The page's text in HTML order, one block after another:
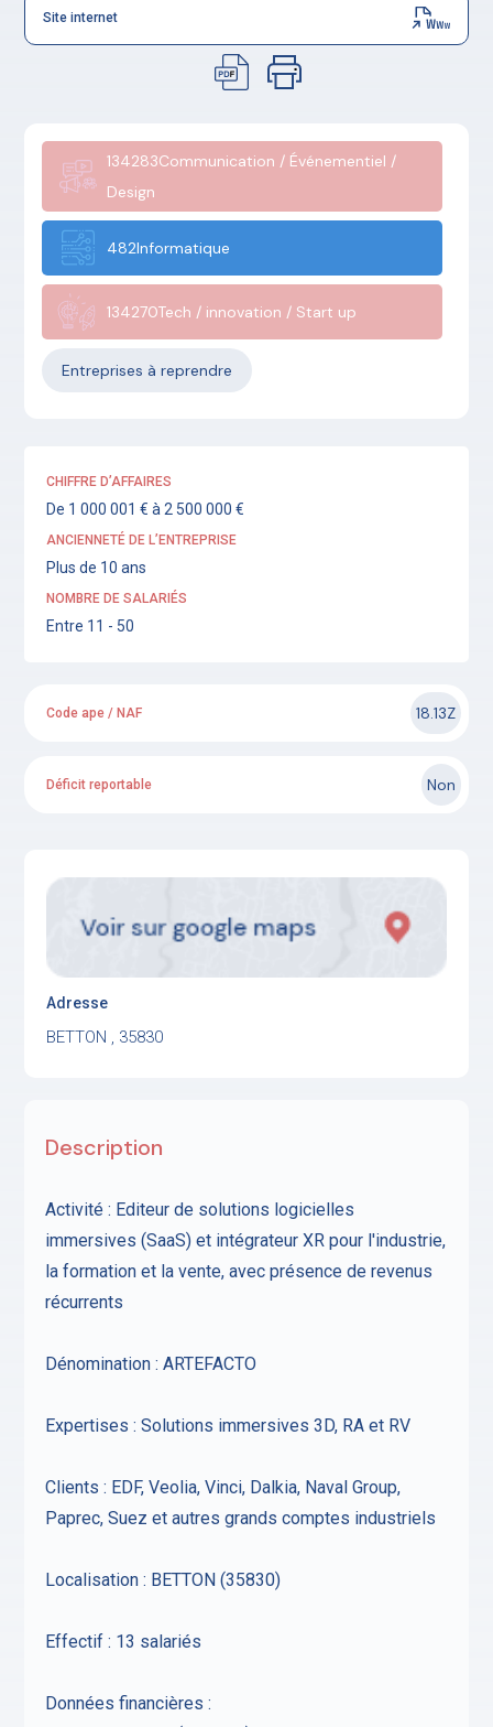
Site internet
134283Communication / Événementiel /
Design
482Informatique
134270Tech / innovation / Start up
Entreprises à reprendre
CHIFFRE D’AFFAIRES
De 1 000 001 € à 2 500 000 €
ANCIENNETÉ DE L’ENTREPRISE
Plus de 10 ans
NOMBRE DE SALARIÉS
Entre 11 - 50
Code ape / NAF 18.13Z
Déficit reportable Non
Adresse
BETTON , 35830
Description
Activité : Editeur de solutions logicielles
immersives (SaaS) et intégrateur XR pour l'industrie,
la formation et la vente, avec présence de revenus
récurrents
Dénomination : ARTEFACTO
Expertises : Solutions immersives 3D, RA et RV
Clients : EDF, Veolia, Vinci, Dalkia, Naval Group,
Paprec, Suez et autres grands comptes industriels
Localisation : BETTON (35830)
Effectif : 13 salariés
Données financières :